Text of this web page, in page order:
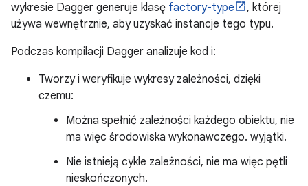
wykresie Dagger generuje klasę factory-type
, której
używa wewnętrznie, aby uzyskać instancje tego typu.
Podczas kompilacji Dagger analizuje kod i:
Tworzy i weryfikuje wykresy zależności, dzięki
czemu:
Można spełnić zależności każdego obiektu, nie
ma więc środowiska wykonawczego. wyjątki.
Nie istnieją cykle zależności, nie ma więc pętli
nieskończonych.